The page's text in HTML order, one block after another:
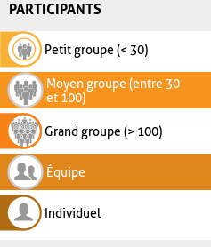
PARTICIPANTS
Petit groupe (< 30)
Moyen groupe (entre 30
et 100)
Grand groupe (> 100)
Équipe
Individuel